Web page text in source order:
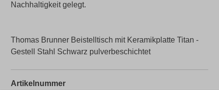
Nachhaltigkeit gelegt.
Thomas Brunner Beistelltisch mit Keramikplatte Titan -
Gestell Stahl Schwarz pulverbeschichtet
Artikelnummer